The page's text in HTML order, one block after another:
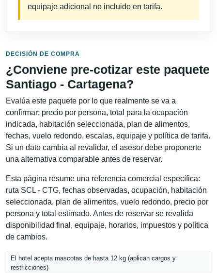
equipaje adicional no incluido en tarifa.
DECISIÓN DE COMPRA
¿Conviene pre-cotizar este paquete
Santiago - Cartagena?
Evalúa este paquete por lo que realmente se va a
confirmar: precio por persona, total para la ocupación
indicada, habitación seleccionada, plan de alimentos,
fechas, vuelo redondo, escalas, equipaje y política de tarifa.
Si un dato cambia al revalidar, el asesor debe proponerte
una alternativa comparable antes de reservar.
Esta página resume una referencia comercial específica:
ruta SCL - CTG, fechas observadas, ocupación, habitación
seleccionada, plan de alimentos, vuelo redondo, precio por
persona y total estimado. Antes de reservar se revalida
disponibilidad final, equipaje, horarios, impuestos y política
de cambios.
El hotel acepta mascotas de hasta 12 kg (aplican cargos y
restricciones)